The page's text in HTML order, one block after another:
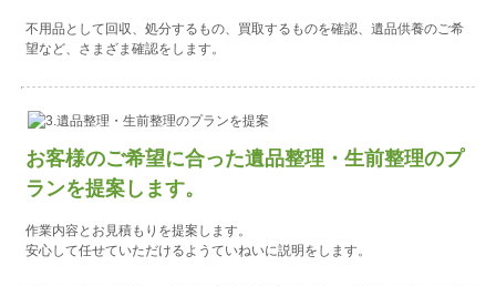
不用品として回収、処分するもの、買取するものを確認、遺品供養のご希
望など、さまざま確認をします。
お客様のご希望に合った遺品整理・生前整理のプ
ランを提案します。
作業内容とお見積もりを提案します。
安心して任せていただけるようていねいに説明をします。